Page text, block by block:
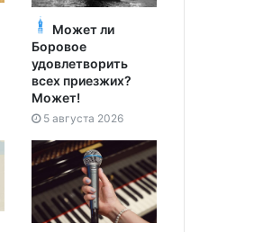
Может ли
Боровое
удовлетворить
всех приезжих?
Может!
5 августа 2026